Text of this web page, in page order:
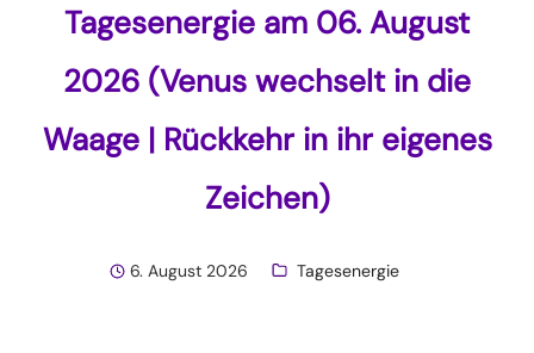
Tagesenergie am 06. August
2026 (Venus wechselt in die
Waage | Rückkehr in ihr eigenes
Zeichen)
6. August 2026 Tagesenergie